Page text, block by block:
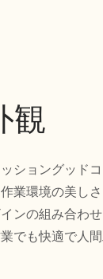
観
ショングッド
業環境の美し
ンの組み合わ
でも快適で人